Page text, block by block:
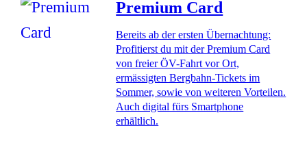
Premium Card
Bereits ab der ersten Übernachtung:
Profitierst du mit der Premium Card
von freier ÖV-Fahrt vor Ort,
ermässigten Bergbahn-Tickets im
Sommer, sowie von weiteren Vorteilen.
Auch digital fürs Smartphone
erhältlich.